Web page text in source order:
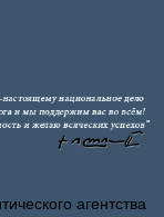
агентства